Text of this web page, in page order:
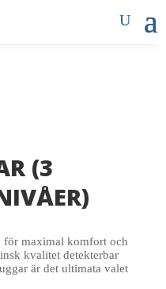
(3
för maximal komfort och
kvalitet detekterbar
är det ultimata valet